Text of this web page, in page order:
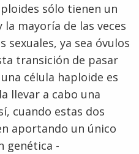
sólo tienen un
mayoría de las veces
sexuales, ya sea óvulos
transición de pasar
célula haploide es
llevar a cabo una
cuando estas dos
aportando un único
genética -